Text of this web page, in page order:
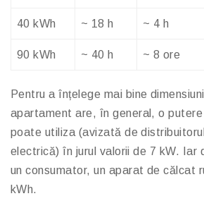
40 kWh ~ 18 h ~ 4 h
90 kWh ~ 40 h ~ 8 ore
Pentru a înțelege mai bine
apartament are, în general, o
poate utiliza (avizată de
electrică) în jurul valorii de 7 kW. Iar
un consumator, un aparat de călcat
kWh.